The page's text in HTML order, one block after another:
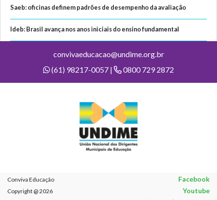
Saeb: oficinas definem padrões de desempenho da avaliação
Ideb: Brasil avança nos anos iniciais do ensino fundamental
convivaeducacao@undime.org.br
(61) 98217-0057 |
0800 729 2872
Conviva Educação Facebook
Copyright @ 2026 Youtube